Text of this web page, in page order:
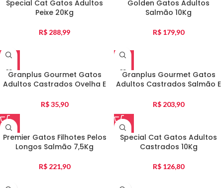
Special Cat Gatos Adultos
Peixe 20Kg
R$ 288,99
Golden Gatos Adultos
Salmão 10Kg
R$ 179,90
Granplus Gourmet Gatos
Adultos Castrados Ovelha E
R$35,90
Granplus Gourmet Gatos
Adultos Castrados Salmão E
R$ 203,90
Premier Gatos Filhotes Pelos
Longos Salmão 7,5Kg
R$ 221,90
Special Cat Gatos Adultos
Castrados 10Kg
R$ 126,80